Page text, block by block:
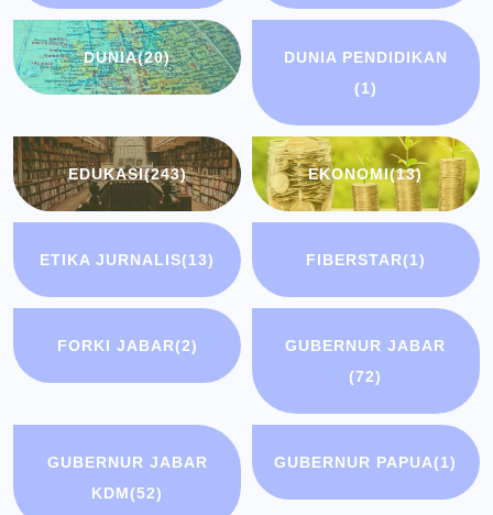
DUNIA(20)
DUNIA PENDIDIKAN
(1)
EDUKASI(243) EKONOMI(13)
ETIKA JURNALIS(13) FIBERSTAR(1)
FORKI JABAR(2)
GUBERNUR JABAR
(72)
GUBERNUR JABAR
KDM(52)
GUBERNUR PAPUA(1)